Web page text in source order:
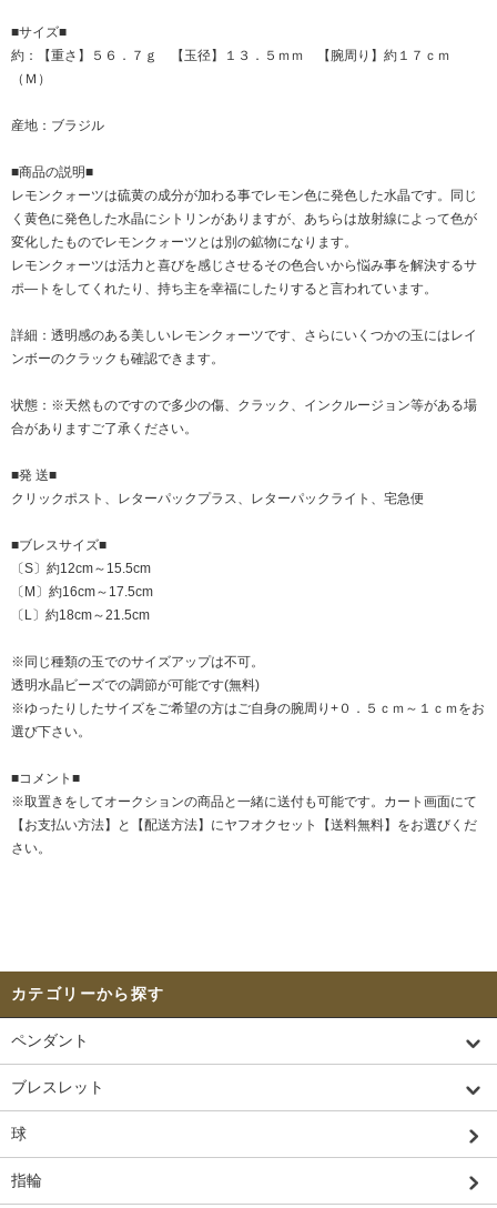
■サイズ■
約：【重さ】５６．７ｇ 【玉径】１３．５ｍｍ 【腕周り】約１７ｃｍ
（Ｍ）
産地：ブラジル
■商品の説明■
レモンクォーツは硫黄の成分が加わる事でレモン色に発色した水晶です。同じ
く黄色に発色した水晶にシトリンがありますが、あちらは放射線によって色が
変化したものでレモンクォーツとは別の鉱物になります。
レモンクォーツは活力と喜びを感じさせるその色合いから悩み事を解決するサ
ポ―トをしてくれたり、持ち主を幸福にしたりすると言われています。
詳細：透明感のある美しいレモンクォーツです、さらにいくつかの玉にはレイ
ンボーのクラックも確認できます。
状態：※天然ものですので多少の傷、クラック、インクルージョン等がある場
合がありますご了承ください。
■発 送■
クリックポスト、レターパックプラス、レターパックライト、宅急便
■ブレスサイズ■
〔S〕約12cm～15.5cm
〔M〕約16cm～17.5cm
〔L〕約18cm～21.5cm
※同じ種類の玉でのサイズアップは不可。
透明水晶ビーズでの調節が可能です(無料)
※ゆったりしたサイズをご希望の方はご自身の腕周り+０．５ｃｍ～１ｃｍをお
選び下さい。
■コメント■
※取置きをしてオークションの商品と一緒に送付も可能です。カート画面にて
【お支払い方法】と【配送方法】にヤフオクセット【送料無料】をお選びくだ
さい。
カテゴリーから探す
ペンダント
ブレスレット
球
指輪